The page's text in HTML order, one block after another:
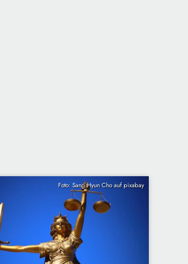
Foto: Sang Hyun Cho auf pixabay